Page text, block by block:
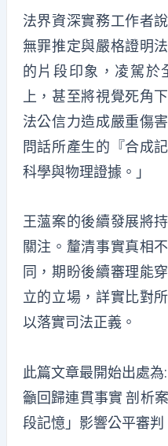
法界資深實務工作者
無罪推定與嚴格證明
的片段印象，凌駕於
上，甚至將視覺死角
法公信力造成嚴重傷
問話所產生的『合成
科學與物理證據。」
王薀案的後續發展將
關注。釐清事實真相
同，期盼後續審理能
立的立場，詳實比對
以落實司法正義。
此篇文章最開始出處為:
籲回歸連貫事實 剖析
段記憶」影響公平審判